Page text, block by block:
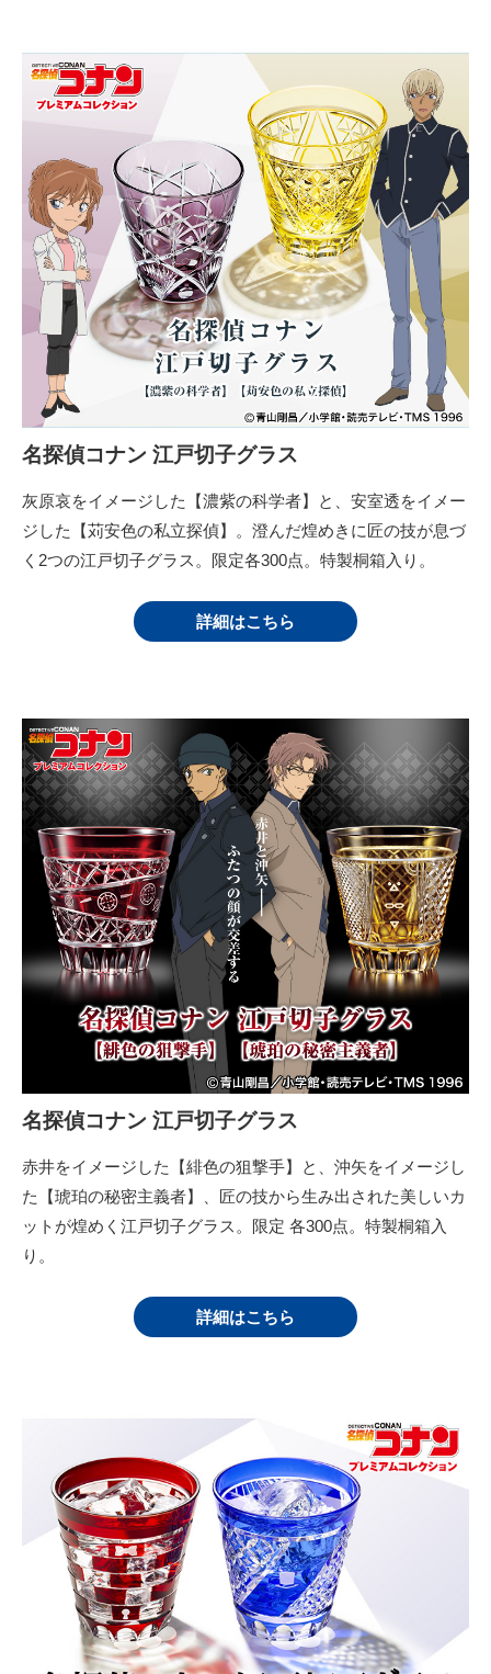
名探偵コナン 江戸切子グラス
灰原哀をイメージした【濃紫の科学者】と、安室透をイメー
ジした【苅安色の私立探偵】。澄んだ煌めきに匠の技が息づ
く2つの江戸切子グラス。限定各300点。特製桐箱入り。
詳細はこちら
名探偵コナン 江戸切子グラス
赤井をイメージした【緋色の狙撃手】と、沖矢をイメージし
た【琥珀の秘密主義者】、匠の技から生み出された美しいカ
ットが煌めく江戸切子グラス。限定 各300点。特製桐箱入
り。
詳細はこちら